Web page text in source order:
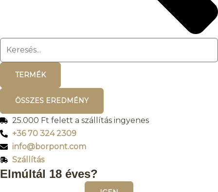
TERMÉK
ÖSSZES EREDMÉNY
25.000 Ft felett a szállítás ingyenes
+36 70 324 2309
info@borpont.com
Szállítás
Elmúltál 18 éves?